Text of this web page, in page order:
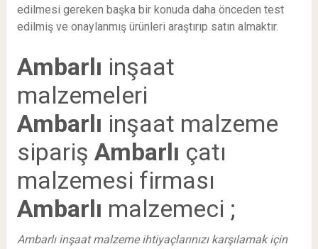
edilmesi gereken başka bir konuda daha önceden test
edilmiş ve onaylanmış ürünleri araştırıp satın almaktır.
Ambarlı inşaat
malzemeleri
Ambarlı inşaat malzeme
sipariş Ambarlı çatı
malzemesi firması
Ambarlı malzemeci ;
Ambarlı inşaat malzeme ihtiyaçlarınızı karşılamak için